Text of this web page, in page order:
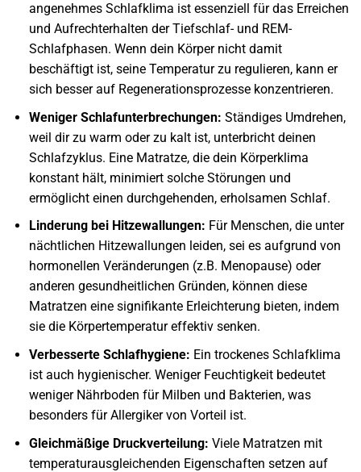
angenehmes Schlafklima ist essenziell für das Erreichen
und Aufrechterhalten der Tiefschlaf- und REM-
Schlafphasen. Wenn dein Körper nicht damit
beschäftigt ist, seine Temperatur zu regulieren, kann er
sich besser auf Regenerationsprozesse konzentrieren.
Weniger Schlafunterbrechungen: Ständiges Umdrehen,
weil dir zu warm oder zu kalt ist, unterbricht deinen
Schlafzyklus. Eine Matratze, die dein Körperklima
konstant hält, minimiert solche Störungen und
ermöglicht einen durchgehenden, erholsamen Schlaf.
Linderung bei Hitzewallungen: Für Menschen, die unter
nächtlichen Hitzewallungen leiden, sei es aufgrund von
hormonellen Veränderungen (z.B. Menopause) oder
anderen gesundheitlichen Gründen, können diese
Matratzen eine signifikante Erleichterung bieten, indem
sie die Körpertemperatur effektiv senken.
Verbesserte Schlafhygiene: Ein trockenes Schlafklima
ist auch hygienischer. Weniger Feuchtigkeit bedeutet
weniger Nährboden für Milben und Bakterien, was
besonders für Allergiker von Vorteil ist.
Gleichmäßige Druckverteilung: Viele Matratzen mit
temperaturausgleichenden Eigenschaften setzen auf